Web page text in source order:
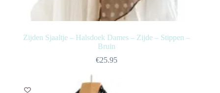
Zijden Sjaaltje – Halsdoek Dames – Zijde – Stippen –
Bruin
€25.95